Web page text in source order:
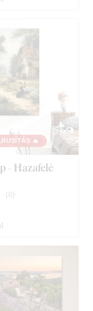
🔥
- Hazafelé
( 0)